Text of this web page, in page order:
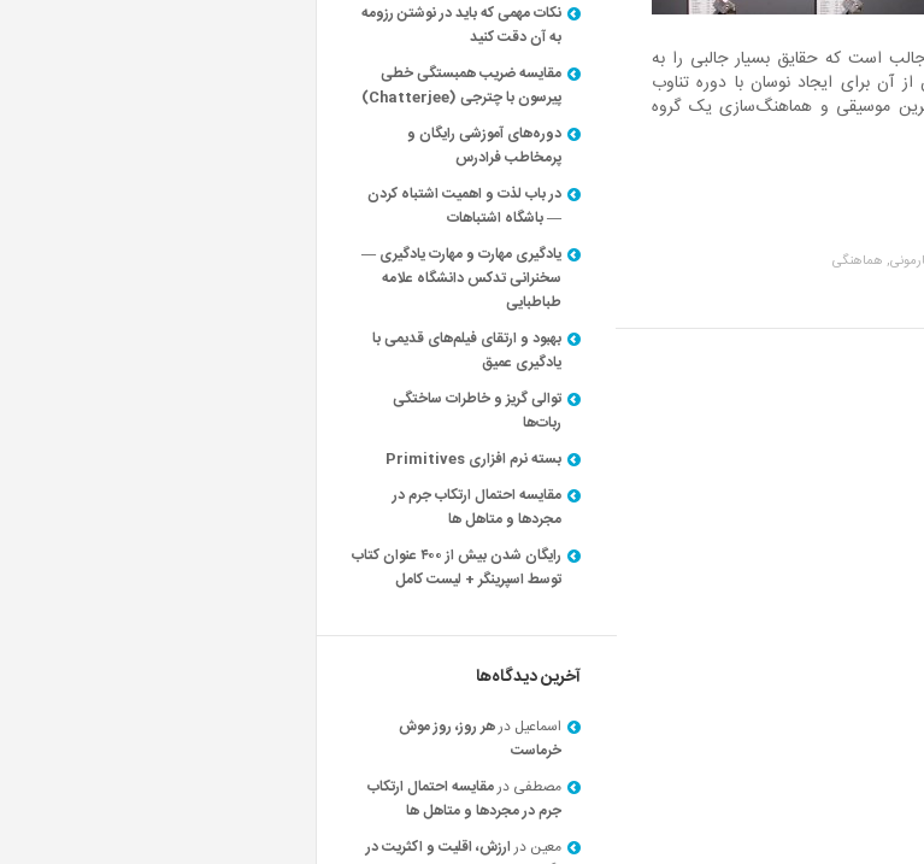
است که حقایق بسیار جالبی را به
آن برای ایجاد نوسان با دوره تناوب
موسیقی و هماهنگ‌سازی یک گروه
هماهنگی
نکات مهمی که باید در نوشتن رزومه
به آن دقت کنید
مقایسه ضریب همبستگی خطی
پیرسون با چترجی (Chatterjee)
دوره‌های آموزشی رایگان و
پرمخاطب فرادرس
در باب لذت و اهمیت اشتباه کردن
— باشگاه اشتباهات
یادگیری مهارت و مهارت یادگیری —
سخنرانی تدکس دانشگاه علامه
طباطبایی
بهبود و ارتقای فیلم‌های قدیمی با
یادگیری عمیق
توالی گریز و خاطرات ساختگی
ربات‌ها
بسته نرم افزاری Primitives
مقایسه احتمال ارتکاب جرم در
مجردها و متاهل ها
رایگان شدن بیش از ۴۰۰ عنوان کتاب
توسط اسپرینگر + لیست کامل
آخرین دیدگاه‌ها
اسماعیل درهر روز، روز موش
خرماست
مصطفی درمقایسه احتمال ارتکاب
جرم در مجردها و متاهل ها
معین درارزش، اقلیت و اکثریت در